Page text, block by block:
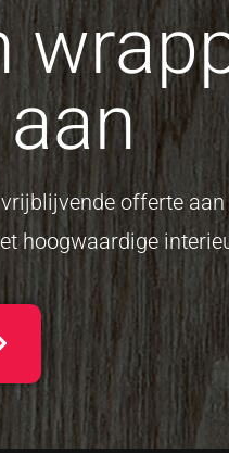
offerte
hoogwaardige